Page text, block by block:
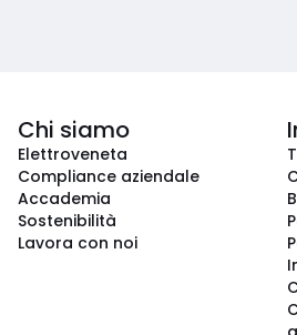
Chi siamo
Elettroveneta
Compliance aziendale
Accademia
Sostenibilità
Lavora con noi